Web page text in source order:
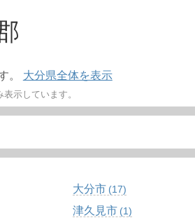
。 大分県全体を表示
示しています。
大分市 17
津久見市 1